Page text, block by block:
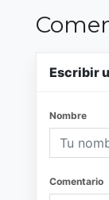
Escribir
Nombre
Comentario